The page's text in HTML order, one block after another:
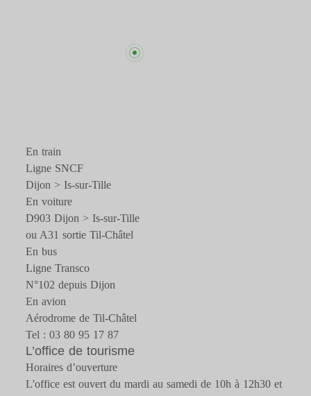
En train
Ligne SNCF
Dijon > Is-sur-Tille
En voiture
D903 Dijon > Is-sur-Tille
ou A31 sortie Til-Châtel
En bus
Ligne Transco
N°102 depuis Dijon
En avion
Aérodrome de Til-Châtel
Tel : 03 80 95 17 87
L’office de tourisme
Horaires d’ouverture
L'office est ouvert du mardi au samedi de 10h à 12h30 et